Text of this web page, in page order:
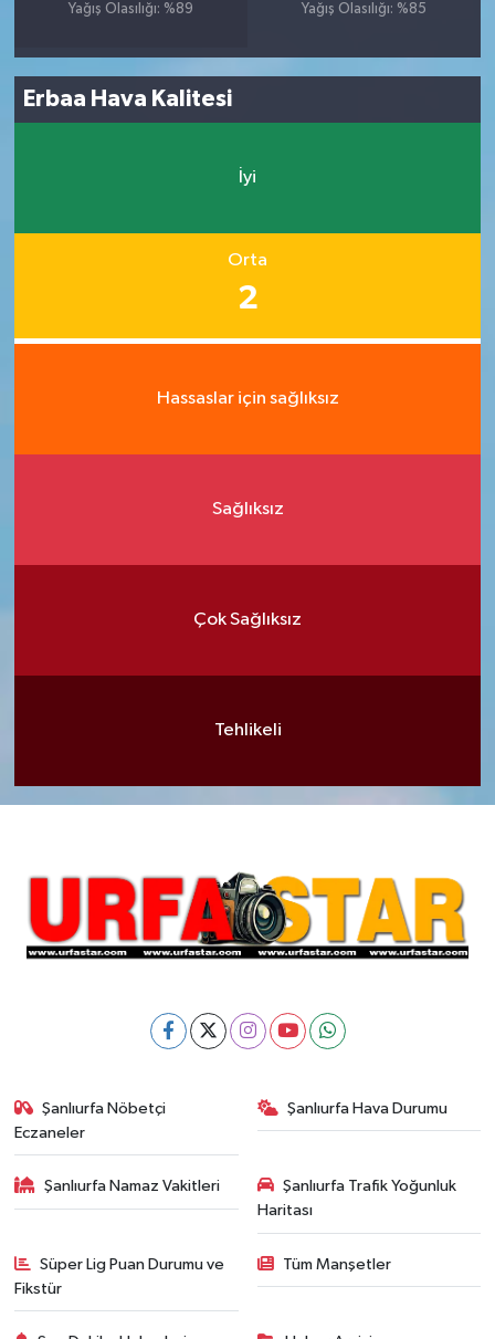
Yağış Olasılığı: %89
Yağış Olasılığı: %85
Erbaa Hava Kalitesi
İyi
Orta
2
Hassaslar için sağlıksız
Sağlıksız
Çok Sağlıksız
Tehlikeli
Şanlıurfa Nöbetçi
Eczaneler
Şanlıurfa Hava Durumu
Şanlıurfa Namaz Vakitleri
Şanlıurfa Trafik Yoğunluk
Haritası
Süper Lig Puan Durumu ve
Fikstür
Tüm Manşetler